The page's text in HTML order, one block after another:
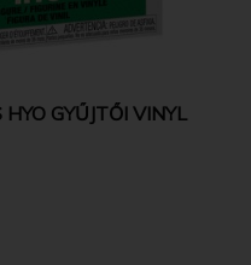
GYŰJTŐI VINYL